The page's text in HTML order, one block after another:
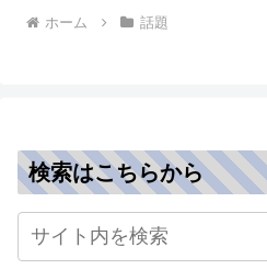
ホーム 話題
検索はこちらから